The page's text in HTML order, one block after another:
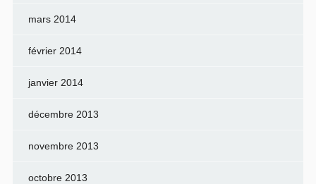
mars 2014
février 2014
janvier 2014
décembre 2013
novembre 2013
octobre 2013